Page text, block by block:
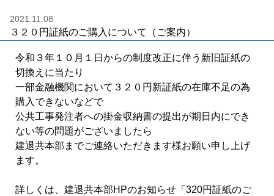
2021.11.08
３２０円証紙のご購入について（ご案内）
令和３年１０月１日からの制度改正に伴う新旧証紙の
切換えに当たり
一部金融機関において３２０円新証紙の在庫不足の為
購入できないなどで
公共工事発注者への掛金収納書の提出が期日内にでき
ない等の問題がございましたら
建退共本部までご連絡いただきます様お願い申し上げ
ます。
詳しくは、建退共本部HPのお知らせ「320円証紙のご